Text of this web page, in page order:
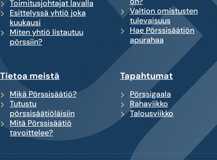
Toimitusjohtajat lavalla
Esittelyssä yhtiö joka
kuukausi
Miten yhtiö listautuu
pörssiin?
Valtion omistusten
tulevaisuus
Hae Pörssisäätiön
apurahaa
Tietoa meistä
Mikä Pörssisäätiö?
Tutustu
pörssisäätiöläisiin
Mitä Pörssisäätiö
tavoittelee?
Tapahtumat
Pörssigaala
Rahaviikko
Talousviikko